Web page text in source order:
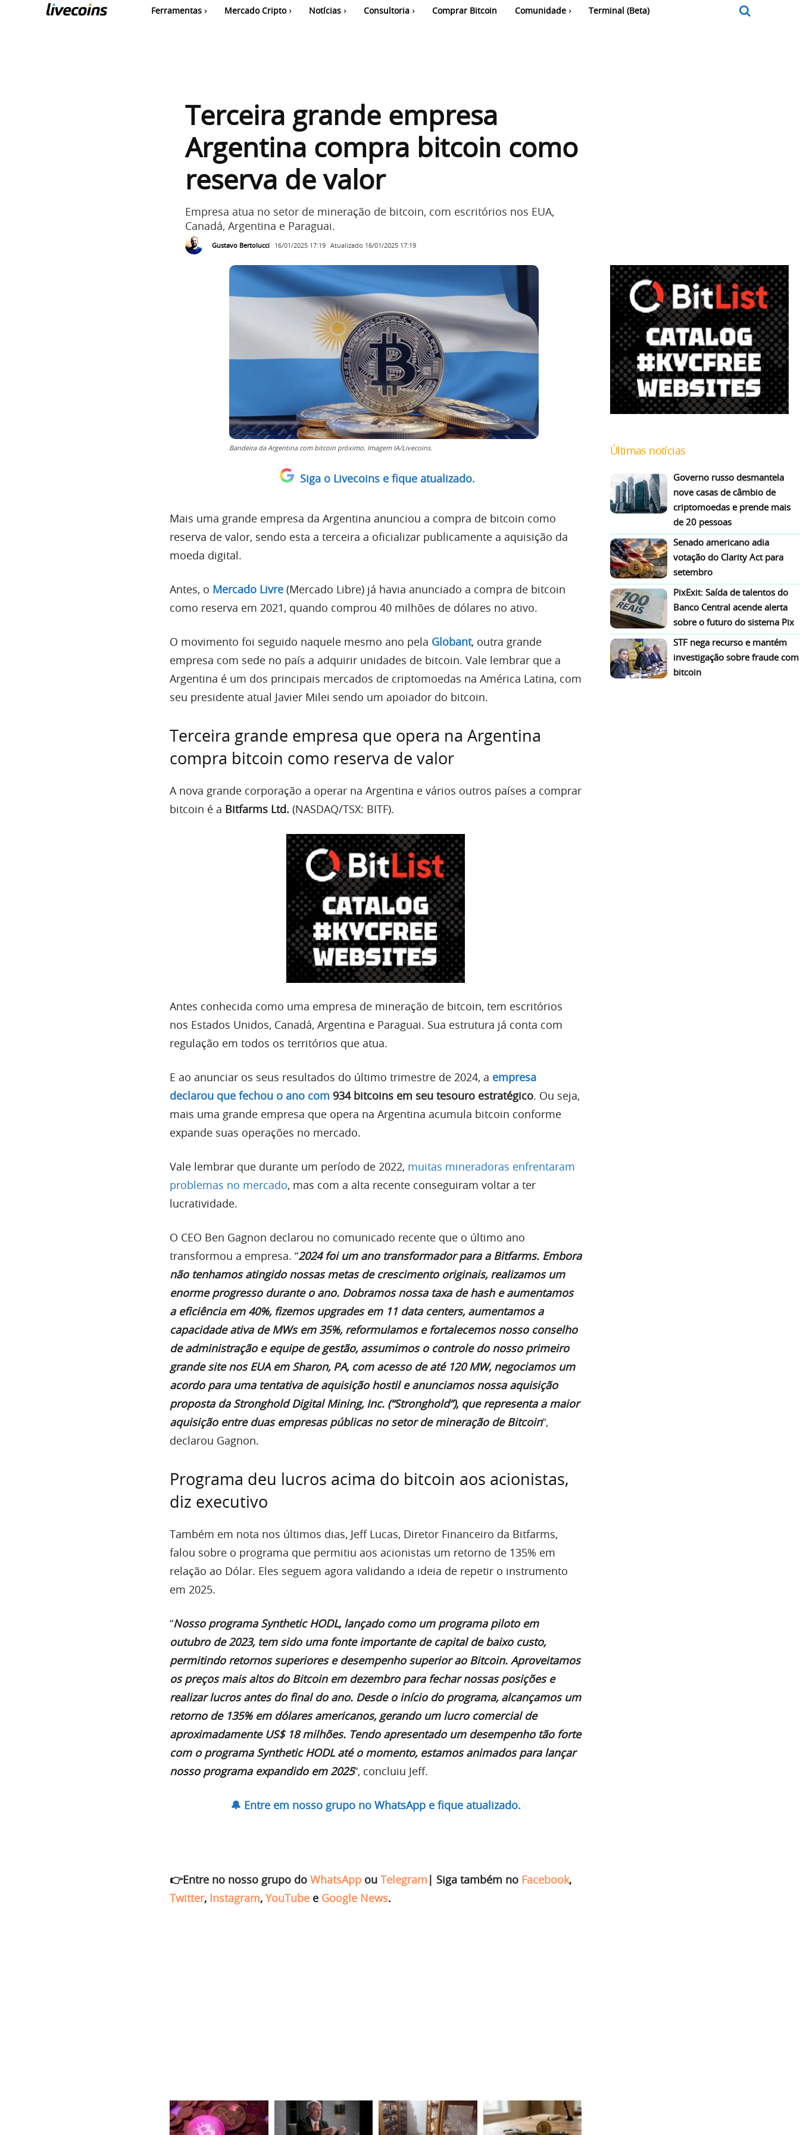
Ferramentas Mercado Cripto Notícias Consultoria Comprar Bitcoin Comunidade Terminal (Beta)
Terceira grande empresa
Argentina compra bitcoin como
reserva de valor
Empresa atua no setor de mineração de bitcoin, com escritórios nos EUA,
Canadá, Argentina e Paraguai.
Gustavo Bertolucci 16/01/2025 17:19 Atualizado 16/01/2025 17:19
Bandeira da Argentina com bitcoin próximo. Imagem IA/Livecoins.
Siga o Livecoins e fique atualizado.
Mais uma grande empresa da Argentina anunciou a compra de bitcoin como
reserva de valor, sendo esta a terceira a oficializar publicamente a aquisição da
moeda digital.
Antes, o Mercado Livre (Mercado Libre) já havia anunciado a compra de bitcoin
como reserva em 2021, quando comprou 40 milhões de dólares no ativo.
O movimento foi seguido naquele mesmo ano pela Globant, outra grande
empresa com sede no país a adquirir unidades de bitcoin. Vale lembrar que a
Argentina é um dos principais mercados de criptomoedas na América Latina, com
seu presidente atual Javier Milei sendo um apoiador do bitcoin.
Terceira grande empresa que opera na Argentina
compra bitcoin como reserva de valor
A nova grande corporação a operar na Argentina e vários outros países a comprar
bitcoin é a Bitfarms Ltd. (NASDAQ/TSX: BITF).
Antes conhecida como uma empresa de mineração de bitcoin, tem escritórios
nos Estados Unidos, Canadá, Argentina e Paraguai. Sua estrutura já conta com
regulação em todos os territórios que atua.
E ao anunciar os seus resultados do último trimestre de 2024, a empresa
declarou que fechou o ano com 934 bitcoins em seu tesouro estratégico. Ou seja,
mais uma grande empresa que opera na Argentina acumula bitcoin conforme
expande suas operações no mercado.
Vale lembrar que durante um período de 2022, muitas mineradoras enfrentaram
problemas no mercado, mas com a alta recente conseguiram voltar a ter
lucratividade.
O CEO Ben Gagnon declarou no comunicado recente que o último ano
transformou a empresa. “2024 foi um ano transformador para a Bitfarms. Embora
não tenhamos atingido nossas metas de crescimento originais, realizamos um
enorme progresso durante o ano. Dobramos nossa taxa de hash e aumentamos
a eficiência em 40%, fizemos upgrades em 11 data centers, aumentamos a
capacidade ativa de MWs em 35%, reformulamos e fortalecemos nosso conselho
de administração e equipe de gestão, assumimos o controle do nosso primeiro
grande site nos EUA em Sharon, PA, com acesso de até 120 MW, negociamos um
acordo para uma tentativa de aquisição hostil e anunciamos nossa aquisição
proposta da Stronghold Digital Mining, Inc. (“Stronghold”), que representa a maior
aquisição entre duas empresas públicas no setor de mineração de Bitcoin“,
declarou Gagnon.
Programa deu lucros acima do bitcoin aos acionistas,
diz executivo
Também em nota nos últimos dias, Jeff Lucas, Diretor Financeiro da Bitfarms,
falou sobre o programa que permitiu aos acionistas um retorno de 135% em
relação ao Dólar. Eles seguem agora validando a ideia de repetir o instrumento
em 2025.
“Nosso programa Synthetic HODL, lançado como um programa piloto em
outubro de 2023, tem sido uma fonte importante de capital de baixo custo,
permitindo retornos superiores e desempenho superior ao Bitcoin. Aproveitamos
os preços mais altos do Bitcoin em dezembro para fechar nossas posições e
realizar lucros antes do final do ano. Desde o início do programa, alcançamos um
retorno de 135% em dólares americanos, gerando um lucro comercial de
aproximadamente US$ 18 milhões. Tendo apresentado um desempenho tão forte
com o programa Synthetic HODL até o momento, estamos animados para lançar
nosso programa expandido em 2025“, concluiu Jeff.
🔔 Entre em nosso grupo no WhatsApp e fique atualizado.
👉Entre no nosso grupo do WhatsApp ou Telegram | Siga também no Facebook,
Twitter, Instagram, YouTube e Google News.
Últimas notícias
Governo russo desmantela
nove casas de câmbio de
criptomoedas e prende mais
de 20 pessoas
Senado americano adia
votação do Clarity Act para
setembro
PixExit: Saída de talentos do
Banco Central acende alerta
sobre o futuro do sistema Pix
STF nega recurso e mantém
investigação sobre fraude com
bitcoin